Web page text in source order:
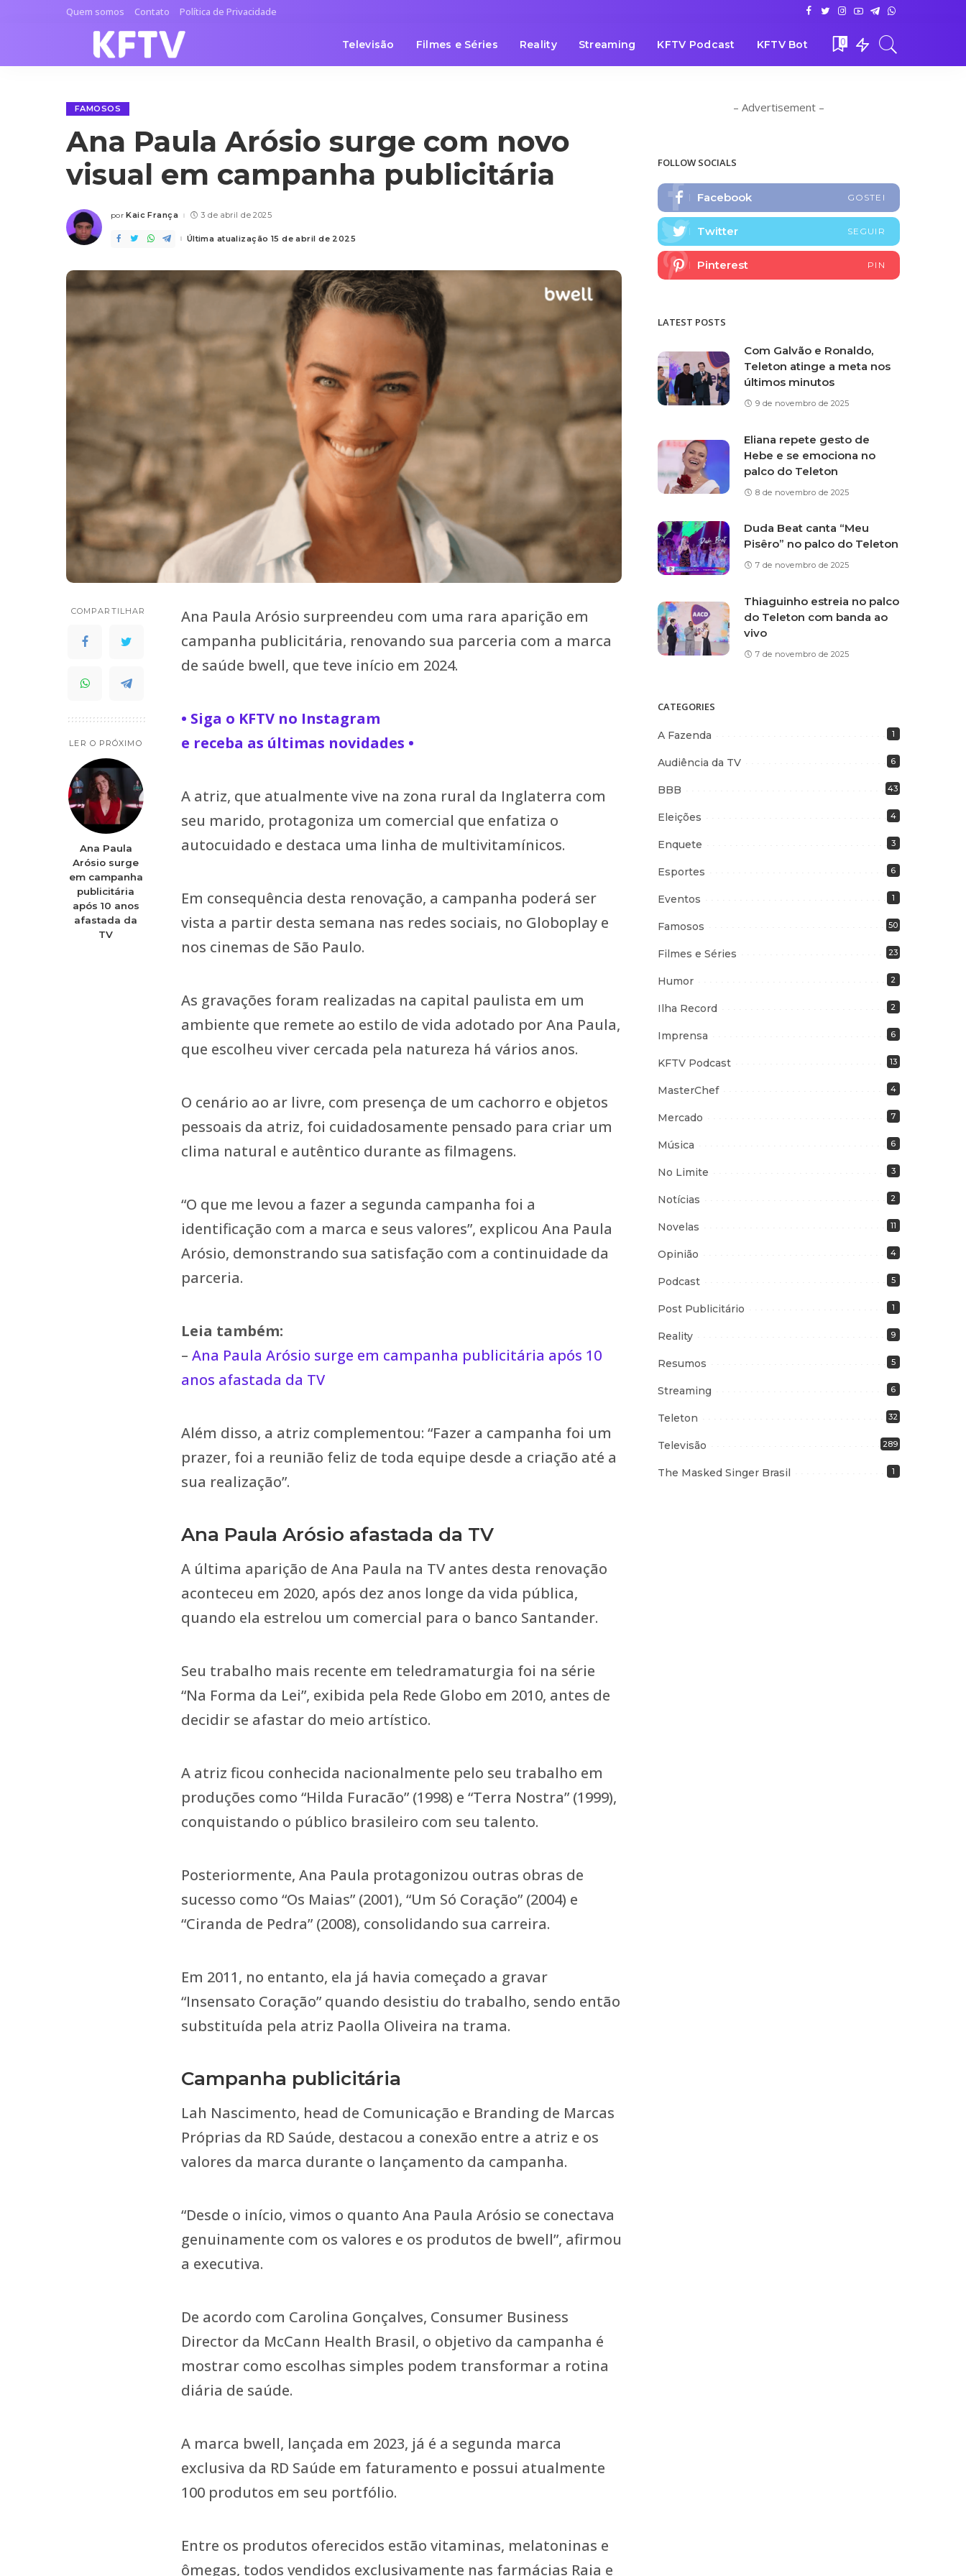
Quem somos Contato Política de Privacidade
Televisão Filmes e Séries Reality Streaming KFTV Podcast KFTV Bot 0
FAMOSOS
Ana Paula Arósio surge com novo
visual em campanha publicitária
Posted
por Kaic França 3 de abril de 2025
Última atualização 15 de abril de 2025
COMPARTILHAR
LER O PRÓXIMO
Ana Paula
Arósio surge
em campanha
publicitária
após 10 anos
afastada da
TV
Ana Paula Arósio surpreendeu com uma rara aparição em
campanha publicitária, renovando sua parceria com a marca
de saúde bwell, que teve início em 2024.
• Siga o KFTV no Instagram
e receba as últimas novidades •
A atriz, que atualmente vive na zona rural da Inglaterra com
seu marido, protagoniza um comercial que enfatiza o
autocuidado e destaca uma linha de multivitamínicos.
Em consequência desta renovação, a campanha poderá ser
vista a partir desta semana nas redes sociais, no Globoplay e
nos cinemas de São Paulo.
As gravações foram realizadas na capital paulista em um
ambiente que remete ao estilo de vida adotado por Ana Paula,
que escolheu viver cercada pela natureza há vários anos.
O cenário ao ar livre, com presença de um cachorro e objetos
pessoais da atriz, foi cuidadosamente pensado para criar um
clima natural e autêntico durante as filmagens.
“O que me levou a fazer a segunda campanha foi a
identificação com a marca e seus valores”, explicou Ana Paula
Arósio, demonstrando sua satisfação com a continuidade da
parceria.
Leia também:
– Ana Paula Arósio surge em campanha publicitária após 10
anos afastada da TV
Além disso, a atriz complementou: “Fazer a campanha foi um
prazer, foi a reunião feliz de toda equipe desde a criação até a
sua realização”.
Ana Paula Arósio afastada da TV
A última aparição de Ana Paula na TV antes desta renovação
aconteceu em 2020, após dez anos longe da vida pública,
quando ela estrelou um comercial para o banco Santander.
Seu trabalho mais recente em teledramaturgia foi na série
“Na Forma da Lei”, exibida pela Rede Globo em 2010, antes de
decidir se afastar do meio artístico.
A atriz ficou conhecida nacionalmente pelo seu trabalho em
produções como “Hilda Furacão” (1998) e “Terra Nostra” (1999),
conquistando o público brasileiro com seu talento.
Posteriormente, Ana Paula protagonizou outras obras de
sucesso como “Os Maias” (2001), “Um Só Coração” (2004) e
“Ciranda de Pedra” (2008), consolidando sua carreira.
Em 2011, no entanto, ela já havia começado a gravar
“Insensato Coração” quando desistiu do trabalho, sendo então
substituída pela atriz Paolla Oliveira na trama.
Campanha publicitária
Lah Nascimento, head de Comunicação e Branding de Marcas
Próprias da RD Saúde, destacou a conexão entre a atriz e os
valores da marca durante o lançamento da campanha.
“Desde o início, vimos o quanto Ana Paula Arósio se conectava
genuinamente com os valores e os produtos de bwell”, afirmou
a executiva.
De acordo com Carolina Gonçalves, Consumer Business
Director da McCann Health Brasil, o objetivo da campanha é
mostrar como escolhas simples podem transformar a rotina
diária de saúde.
A marca bwell, lançada em 2023, já é a segunda marca
exclusiva da RD Saúde em faturamento e possui atualmente
100 produtos em seu portfólio.
Entre os produtos oferecidos estão vitaminas, melatoninas e
ômegas, todos vendidos exclusivamente nas farmácias Raia e
– Advertisement –
FOLLOW SOCIALS
Facebook GOSTEI
Twitter SEGUIR
Pinterest PIN
LATEST POSTS
Com Galvão e Ronaldo,
Teleton atinge a meta nos
últimos minutos
9 de novembro de 2025
Eliana repete gesto de
Hebe e se emociona no
palco do Teleton
8 de novembro de 2025
Duda Beat canta “Meu
Pisêro” no palco do Teleton
7 de novembro de 2025
Thiaguinho estreia no palco
do Teleton com banda ao
vivo
7 de novembro de 2025
CATEGORIES
A Fazenda 1
Audiência da TV 6
BBB 43
Eleições 4
Enquete 3
Esportes 6
Eventos 1
Famosos 50
Filmes e Séries 23
Humor 2
Ilha Record 2
Imprensa 6
KFTV Podcast 13
MasterChef 4
Mercado 7
Música 6
No Limite 3
Notícias 2
Novelas 11
Opinião 4
Podcast 5
Post Publicitário 1
Reality 9
Resumos 5
Streaming 6
Teleton 32
Televisão 289
The Masked Singer Brasil 1